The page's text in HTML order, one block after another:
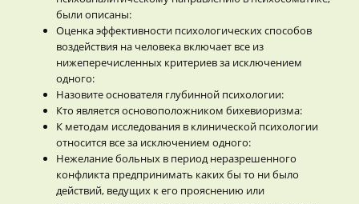
были описаны:
Оценка эффективности психологических способов
воздействия на человека включает все из
нижеперечисленных критериев за исключением
одного:
Назовите основателя глубинной психологии:
Кто является основоположником бихевиоризма:
К методам исследования в клинической психологии
относится все за исключением одного:
Нежелание больных в период неразрешенного
конфликта предпринимать каких бы то ни было
действий, ведущих к его прояснению или